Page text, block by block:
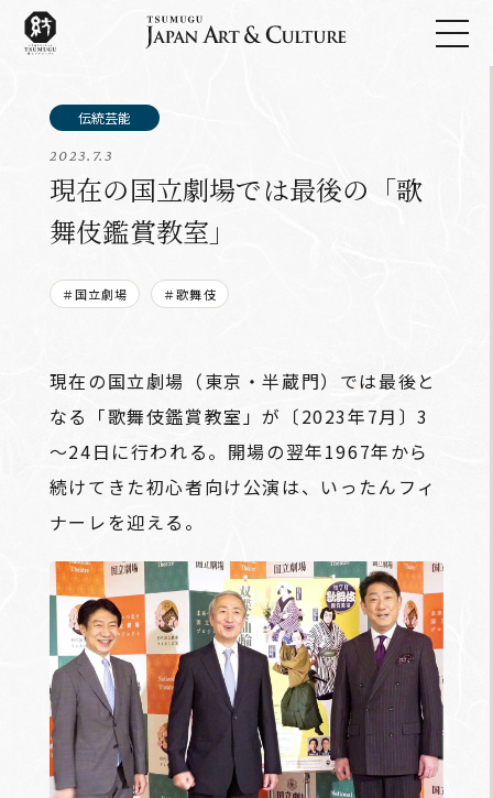
2023.7.3
現在の国立劇場では最後の「歌
舞伎鑑賞教室」
＃国立劇場 ＃歌舞伎
現在の国立劇場（東京・半蔵門）では最後と
なる「歌舞伎鑑賞教室」が〔2023年7月〕3
～24日に行われる。開場の翌年1967年から
続けてきた初心者向け公演は、いったんフィ
ナーレを迎える。